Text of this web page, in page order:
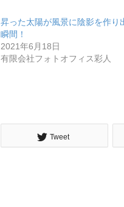
昇った太陽が風景に陰影を作り
瞬間！
2021年6月18日
有限会社フォトオフィス彩人
Tweet